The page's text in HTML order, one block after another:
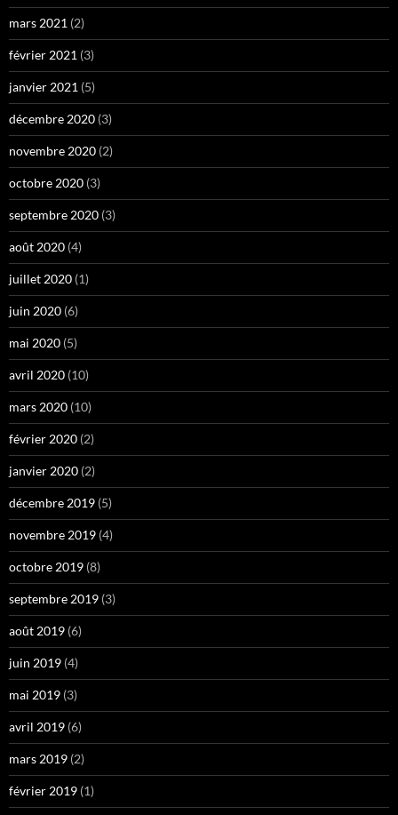
mars 2021 (2)
février 2021 (3)
janvier 2021 (5)
décembre 2020 (3)
novembre 2020 (2)
octobre 2020 (3)
septembre 2020 (3)
août 2020 (4)
juillet 2020 (1)
juin 2020 (6)
mai 2020 (5)
avril 2020 (10)
mars 2020 (10)
février 2020 (2)
janvier 2020 (2)
décembre 2019 (5)
novembre 2019 (4)
octobre 2019 (8)
septembre 2019 (3)
août 2019 (6)
juin 2019 (4)
mai 2019 (3)
avril 2019 (6)
mars 2019 (2)
février 2019 (1)